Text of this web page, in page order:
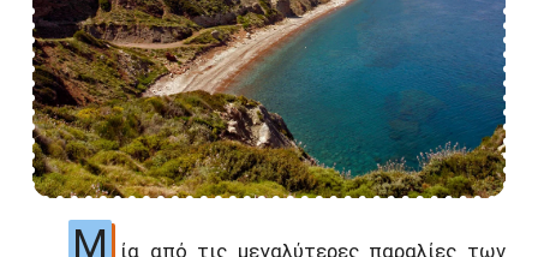
Μ ία από τις μεγαλύτερες παραλίες των